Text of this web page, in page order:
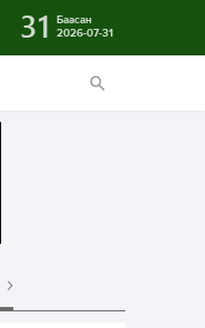
31
Баасан
2026-07-31